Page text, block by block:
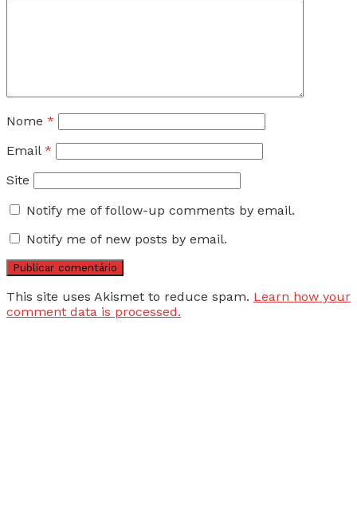
Nome *
Email *
Site
Notify me of follow-up comments by email.
Notify me of new posts by email.
This site uses Akismet to reduce spam. Learn how your
comment data is processed.